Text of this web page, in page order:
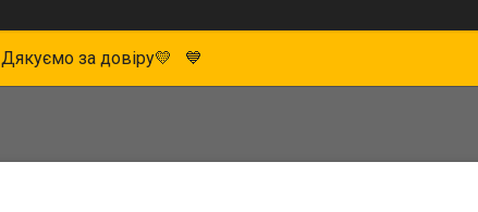
Дякуємо за довіру💛 💙